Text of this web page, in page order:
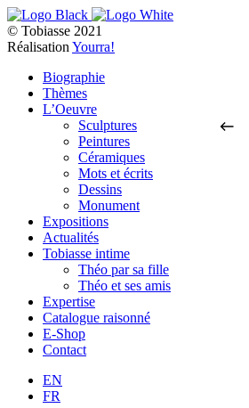
© Tobiasse 2021
Réalisation Yourra!
Biographie
Thèmes
L’Oeuvre
Sculptures
Peintures
Céramiques
Mots et écrits
Dessins
Monument
Expositions
Actualités
Tobiasse intime
Théo par sa fille
Théo et ses amis
Expertise
Catalogue raisonné
E-Shop
Contact
EN
FR